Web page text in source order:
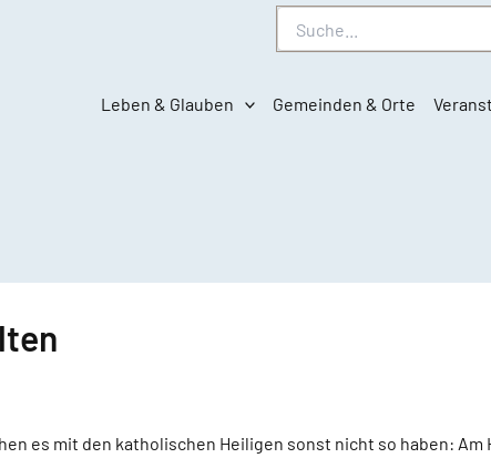
Suche
Leben & Glauben Gemeinden & Orte
es mit den katholischen Heiligen sonst nicht so haben: